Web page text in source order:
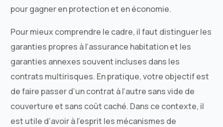
pour gagner en protection et en économie.
Pour mieux comprendre le cadre, il faut distinguer les
garanties propres à l’assurance habitation et les
garanties annexes souvent incluses dans les
contrats multirisques. En pratique, votre objectif est
de faire passer d’un contrat à l’autre sans vide de
couverture et sans coût caché. Dans ce contexte, il
est utile d’avoir à l’esprit les mécanismes de